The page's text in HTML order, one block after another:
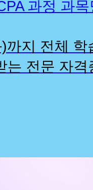
까지 전체 학
는 전문 자격